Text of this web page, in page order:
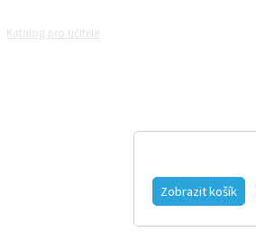
Katalog pro učitele
Zobrazit košík